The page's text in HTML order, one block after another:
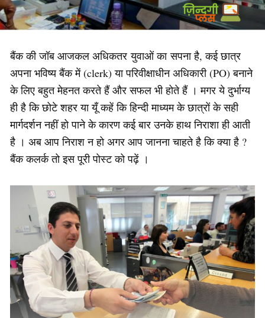
बैंक की जॉब आजकल अधिकतर युवाओं का सपना है, कई छात्र
अपना भविष्य बैंक में (clerk) या परिवीक्षाधीन अधिकारी (PO) बनाने
के लिए बहुत मेहनत करते हैं और सफल भी होते हैं । मगर ये दुर्भाग्य
ही है कि छोटे शहर या यूँ कहें कि हिन्दी माध्यम के छात्रों के सही
मार्गदर्शन नहीं हो पाने के कारण कई बार उनके हाथ निराशा ही आती
है । अब आप निराश न हो अगर आप जानना चाहते है कि क्या है ?
बैंक कलर्क तो इस पूरी पोस्ट को पढ़ें ।